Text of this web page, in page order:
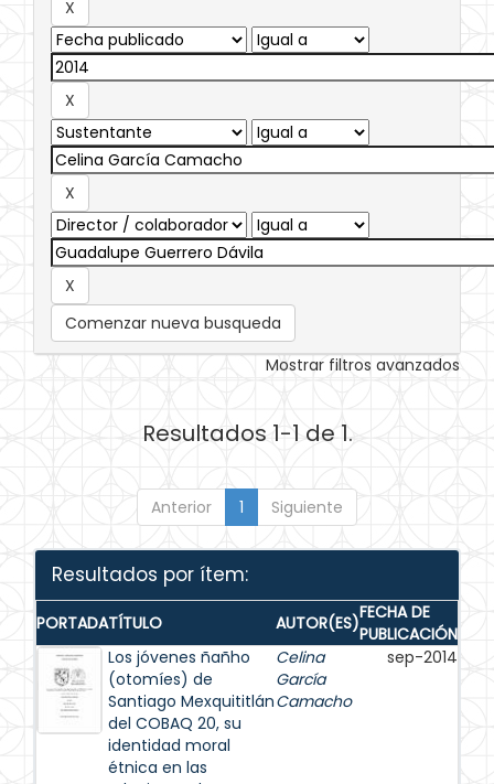
Comenzar nueva busqueda
Mostrar filtros avanzados
Resultados 1-1 de 1.
Anterior 1 Siguiente
Resultados por ítem:
PORTADATÍTULO AUTOR(ES)FECHA DE
PUBLICACIÓN
Los jóvenes ñañho
(otomíes) de
Santiago Mexquititlán
del COBAQ 20, su
identidad moral
étnica en las
Celina
García
Camacho
sep-2014